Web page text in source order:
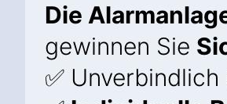
Die
gewinnen Sie
✅